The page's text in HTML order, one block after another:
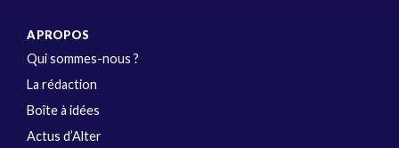
A PROPOS
Qui sommes-nous ?
La rédaction
Boîte à idées
Actus d’Alter